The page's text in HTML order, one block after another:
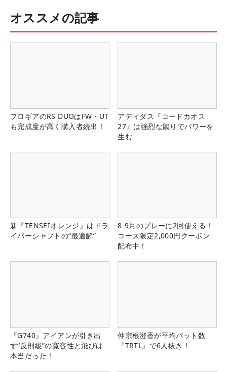
オススメの記事
プロギアのRS DUOはFW・UT
も完成度が高く購入者続出！
アディダス『コードカオス
27』は強烈な蹴りでパワーを
生む
新『TENSEIオレンジ』はドラ
イバーシャフトの“最適解”
8-9月のプレーに2回使える！
コース限定2,000円クーポン
配布中！
『G740』アイアンが引き出
す“反則級”の寛容性と飛びは
本当だった！
仲宗根澄香が平均パット数
『TRTL』で6人抜き！